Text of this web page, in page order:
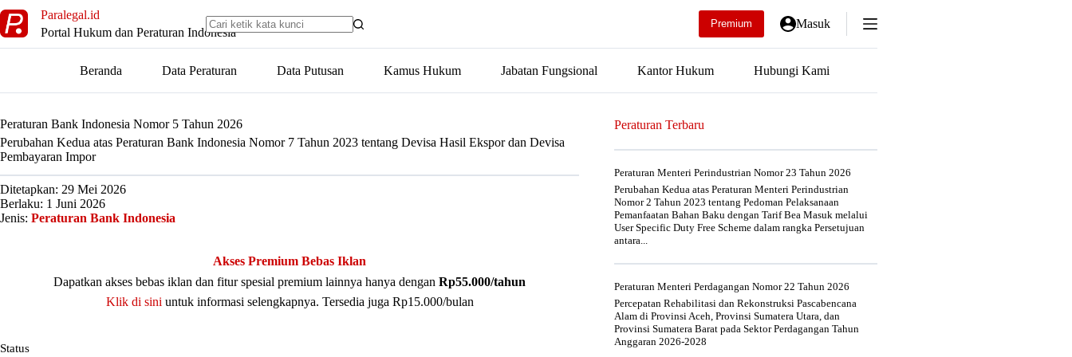
to
content
Paralegal.id
Portal Hukum dan Peraturan Indonesia
Premium Masuk
Beranda Data Peraturan Data Putusan Kamus Hukum Jabatan Fungsional Kantor Hukum Hubungi Kami
Peraturan Bank Indonesia Nomor 5 Tahun 2026
Perubahan Kedua atas Peraturan Bank Indonesia Nomor 7 Tahun 2023 tentang Devisa Hasil Ekspor dan Devisa
Pembayaran Impor
Ditetapkan: 29 Mei 2026
Berlaku: 1 Juni 2026
Jenis: Peraturan Bank Indonesia
Akses Premium Bebas Iklan
Dapatkan akses bebas iklan dan fitur spesial premium lainnya hanya dengan Rp55.000/tahun
Klik di sini untuk informasi selengkapnya. Tersedia juga Rp15.000/bulan
Status
Peraturan Terbaru
Peraturan Menteri Perindustrian Nomor 23 Tahun 2026
Perubahan Kedua atas Peraturan Menteri Perindustrian
Nomor 2 Tahun 2023 tentang Pedoman Pelaksanaan
Pemanfaatan Bahan Baku dengan Tarif Bea Masuk melalui
User Specific Duty Free Scheme dalam rangka Persetujuan
antara...
Peraturan Menteri Perdagangan Nomor 22 Tahun 2026
Percepatan Rehabilitasi dan Rekonstruksi Pascabencana
Alam di Provinsi Aceh, Provinsi Sumatera Utara, dan
Provinsi Sumatera Barat pada Sektor Perdagangan Tahun
Anggaran 2026-2028